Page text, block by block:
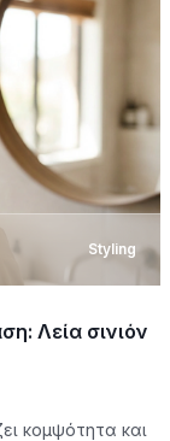
Styling
Λεία σινιόν
κομψότητα και